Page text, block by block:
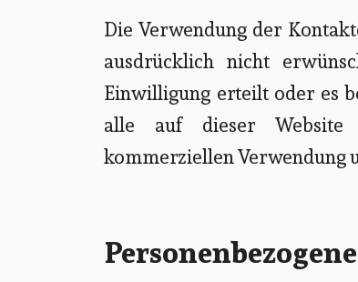
Die Verwendung der
ausdrücklich nicht
Einwilligung erteilt oder es
alle auf dieser Website
kommerziellen Verwendung